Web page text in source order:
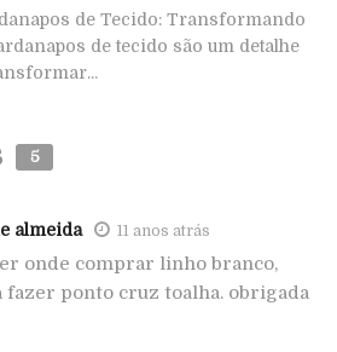
de Tecido: Transformando
de tecido são um detalhe
5
almeida 11 anos atrás
onde comprar linho branco,
ponto cruz toalha. obrigada